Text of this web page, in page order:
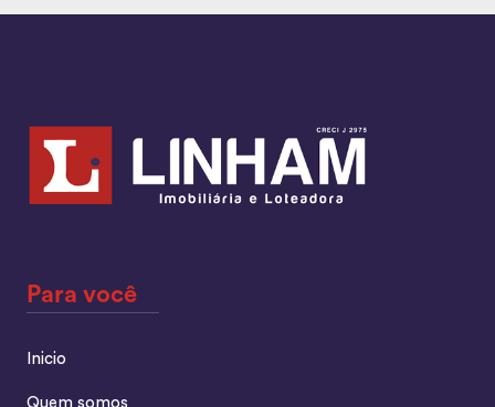
Para você
Inicio
Quem somos